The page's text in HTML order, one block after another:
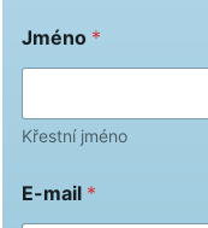
Jméno *
Křestní jméno
E-mail *